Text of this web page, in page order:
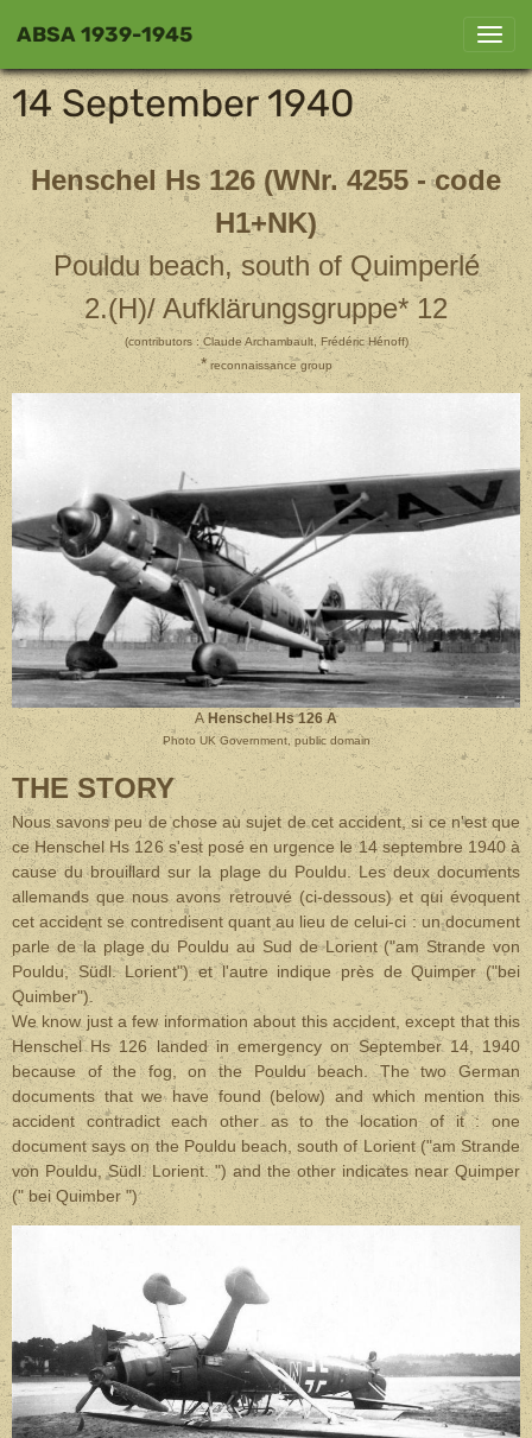
ABSA 1939-1945
14 September 1940
Henschel Hs 126 (WNr. 4255 - code
H1+NK)
Pouldu beach, south of Quimperlé
2.(H)/ Aufklärungsgruppe* 12
(contributors : Claude Archambault, Frédéric Hénoff)
*reconnaissance group
A Henschel Hs 126 A
Photo UK Government, public domain
THE STORY
Nous savons peu de chose au sujet de cet accident, si ce n'est que
ce Henschel Hs 126 s'est posé en urgence le 14 septembre 1940 à
cause du brouillard sur la plage du Pouldu. Les deux documents
allemands que nous avons retrouvé (ci-dessous) et qui évoquent
cet accident se contredisent quant au lieu de celui-ci : un document
parle de la plage du Pouldu au Sud de Lorient ("am Strande von
Pouldu, Südl. Lorient") et l'autre indique près de Quimper ("bei
Quimber").
We know just a few information about this accident, except that this
Henschel Hs 126 landed in emergency on September 14, 1940
because of the fog, on the Pouldu beach. The two German
documents that we have found (below) and which mention this
accident contradict each other as to the location of it : one
document says on the Pouldu beach, south of Lorient ("am Strande
von Pouldu, Südl. Lorient. ") and the other indicates near Quimper
(" bei Quimber ")